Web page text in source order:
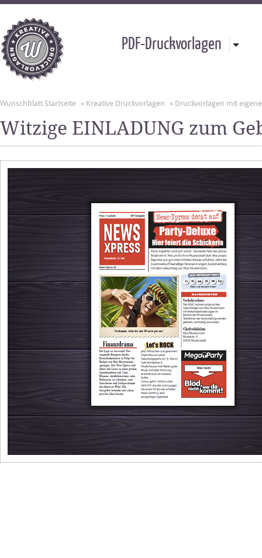
PDF-Druckvorlagen
Wunschblatt Startseite » Kreative Druckvorlagen » Druckvorlagen mit
Witzige EINLADUNG zum